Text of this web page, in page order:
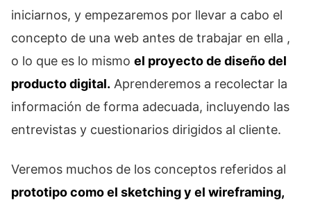
iniciarnos, y empezaremos por llevar a cabo el
concepto de una web antes de trabajar en ella ,
o lo que es lo mismo el proyecto de diseño del
producto digital. Aprenderemos a recolectar la
información de forma adecuada, incluyendo las
entrevistas y cuestionarios dirigidos al cliente.
Veremos muchos de los conceptos referidos al
prototipo como el sketching y el wireframing,